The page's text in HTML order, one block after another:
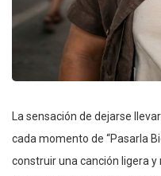
La sensación de dejarse
cada momento de “Pasarla
construir una canción ligera